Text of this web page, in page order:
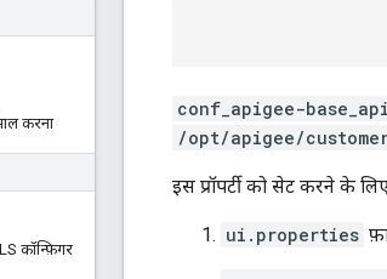
करना
कॉन्फ़िगर
conf_apigee-
/opt/apigee/
इस प्रॉपर्टी को सेट करने के
ui.properties